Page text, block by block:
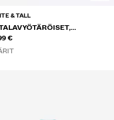
& TALL
KELLOHELMALLISET
€